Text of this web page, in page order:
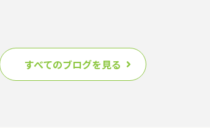
すべてのブログを見る